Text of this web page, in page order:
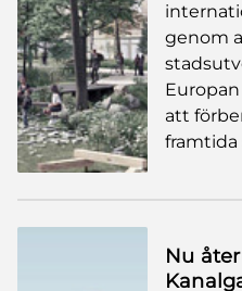
genom
att
Nu